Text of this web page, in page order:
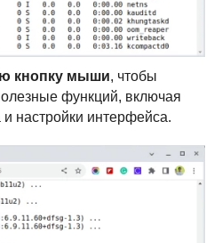
кнопку мыши, чтобы
функций, включая
настройки интерфейса.